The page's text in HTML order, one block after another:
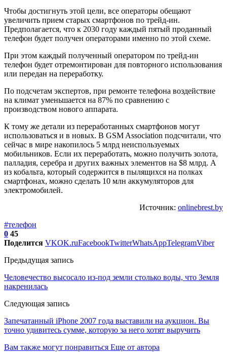
Чтобы достигнуть этой цели, все операторы обещают
увеличить прием старых смартфонов по трейд-ин.
Предполагается, что к 2030 году каждый пятый проданный
телефон будет получен операторами именно по этой схеме.
При этом каждый полученный оператором по трейд-ин
телефон будет отремонтирован для повторного использования
или передан на переработку.
По подсчетам экспертов, при ремонте телефона воздействие
на климат уменьшается на 87% по сравнению с
производством нового аппарата.
К тому же детали из переработанных смартфонов могут
использоваться и в новых. В GSM Association подсчитали, что
сейчас в мире накопилось 5 млрд неиспользуемых
мобильников. Если их переработать, можно получить золота,
палладия, серебра и других важных элементов на $8 млрд. А
из кобальта, который содержится в пылящихся на полках
смартфонах, можно сделать 10 млн аккумуляторов для
электромобилей.
Источник: onlinebrest.by
#телефон
0 45
Поделится VKOK.ruFacebookTwitterWhatsAppTelegramViber
Предыдущая запись
Человечество высосало из-под земли столько воды, что Земля
накренилась
Следующая запись
Запечатанный iPhone 2007 года выставили на аукцион. Вы
точно удивитесь сумме, которую за него хотят выручить
Вам также могут понравиться Еще от автора